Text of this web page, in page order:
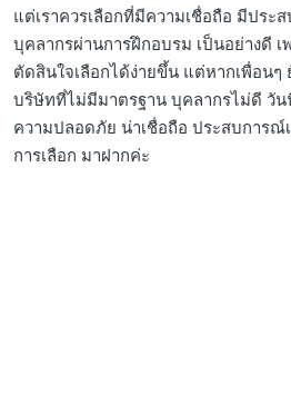
แต่เราควรเลือกที่มีความเชื่อถือ มีประ
บุคลากรผ่านการฝึกอบรม เป็นอย่างดี เ
ตัดสินใจเลือกได้ง่ายขึ้น แต่หากเพื่อนๆ
บริษัทที่ไม่มีมาตรฐาน บุคลากรไม่ดี วั
ความปลอดภัย น่าเชื่อถือ ประสบการณ์
การเลือก มาฝากค่ะ